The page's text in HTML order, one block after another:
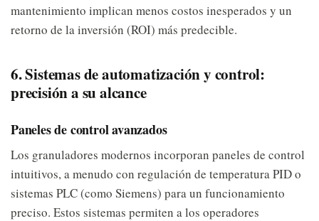
mantenimiento implican menos costos inesperados y un
retorno de la inversión (ROI) más predecible.
6. Sistemas de automatización y control:
precisión a su alcance
Paneles de control avanzados
Los granuladores modernos incorporan paneles de control
intuitivos, a menudo con regulación de temperatura PID o
sistemas PLC (como Siemens) para un funcionamiento
preciso. Estos sistemas permiten a los operadores